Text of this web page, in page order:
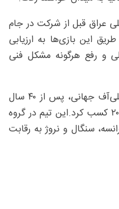
عراق قبل از شرکت در جام
این بازی‌ها به ارزیابی
و رفع هرگونه مشکل فنی
تیم ملی عراق با غلبه بر بولیوی در پلی‌آف جهانی، پس از ۴۰ سال
غیبت، جواز حضور در جام جهانی ۲۰۲۶ کسب کرد.این تیم در گروه
سنگال و نروژ به رقابت